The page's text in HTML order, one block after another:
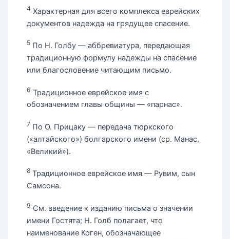
4 Характерная для всего комплекса еврейских
документов надежда на грядущее спасение.
5 По Н. Голбу — аббревиатура, передающая
традиционную формулу надежды на спасение
или благословение читающим письмо.
6 Традиционное еврейское имя с
обозначением главы общины — «парнас».
7 По О. Прицаку — передача тюркского
(«алтайского») болгарского имени (ср. Манас,
«Великий»).
8 Традиционное еврейское имя — Рувим, сын
Самсона.
9 См. введение к изданию письма о значении
имени Гостята; Н. Голб полагает, что
наименование Коген, обозначающее